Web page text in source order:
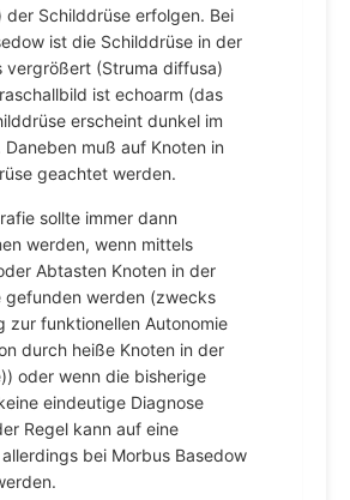
der Schilddrüse erfolgen. Bei
ist die Schilddrüse in der
vergrößert (Struma diffusa)
ist echoarm (das
erscheint dunkel im
Daneben muß auf Knoten in
geachtet werden.
sollte immer dann
werden, wenn mittels
Abtasten Knoten in der
gefunden werden (zwecks
zur funktionellen Autonomie
durch heiße Knoten in der
oder wenn die bisherige
eindeutige Diagnose
Regel kann auf eine
bei Morbus Basedow